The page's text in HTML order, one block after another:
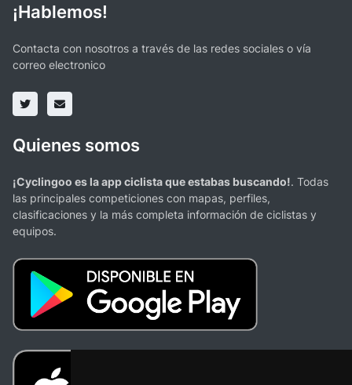
¡Hablemos!
Contacta con nosotros a través de las redes sociales o vía
correo electronico
Quienes somos
¡Cyclingoo es la app ciclista que estabas buscando!. Todas
las principales competiciones con mapas, perfiles,
clasificaciones y la más completa información de ciclistas y
equipos.